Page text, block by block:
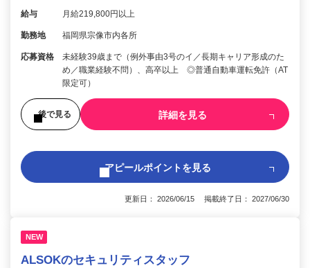
給与 月給219,800円以上
勤務地 福岡県宗像市内各所
応募資格
未経験39歳まで（例外事由3号のイ／長期キャリア形成のた
め／職業経験不問）、高卒以上 ◎普通自動車運転免許（AT
限定可）
後で見る 詳細を見る
アピールポイントを見る
更新日： 2026/06/15 掲載終了日： 2027/06/30
NEW
ALSOKのセキュリティスタッフ